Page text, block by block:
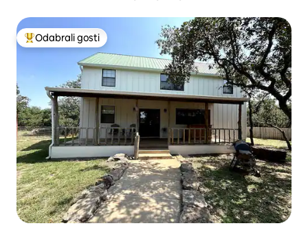
Među najviše rangiranima s oznakom „Odabrali gosti”
Odabrali gosti